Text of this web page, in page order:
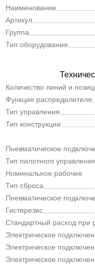
Наименование
Артикул
Группа
Тип оборудования
Количество линий и
Функция распределителя
Тип управления
Тип конструкции
Пневматическое
канал 1
Тип пилотного управления
Номинальное рабочее
давление
Тип сброса
Пневматическое
канал 2
Гистерезис
Стандартный расход при
-> 0
Электрическое
тип подключения
Электрическое
технология подключения
Электрическое